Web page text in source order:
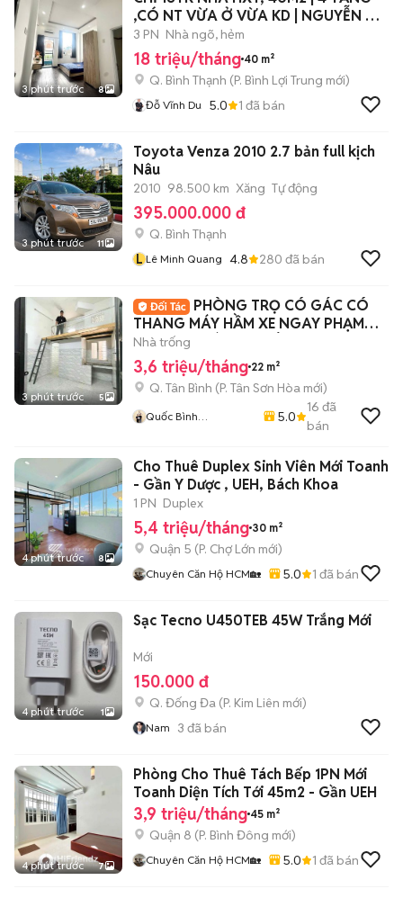
3 phút trước 8
,CÓ NT VỪA Ở VỪA KD | NGUYỄN XÍ,
BT.
3 PN Nhà ngõ, hẻm
18 triệu/tháng 40 m²
Q. Bình Thạnh (P. Bình Lợi Trung mới)
Đỗ Vĩnh Du 5.0 1 đã bán
3 phút trước 11
Toyota Venza 2010 2.7 bản full kịch
Nâu
2010 98.500 km Xăng Tự động
395.000.000 đ
Q. Bình Thạnh
L Lê Minh Quang 4.8 280 đã bán
3 phút trước 5
PHÒNG TRỌ CÓ GÁC CÓ
THANG MÁY HẦM XE NGAY PHẠM
VĂN HAI GIÁ SINH VIÊN
Nhà trống
3,6 triệu/tháng 22 m²
Q. Tân Bình (P. Tân Sơn Hòa mới)
Quốc Bình
5.0
16 đã
bán
4 phút trước 8
Cho Thuê Duplex Sinh Viên Mới Toanh
- Gần Y Dược , UEH, Bách Khoa
1 PN Duplex
5,4 triệu/tháng 30 m²
Quận 5 (P. Chợ Lớn mới)
Chuyên Căn Hộ HCM🏡 5.0 1 đã bán
4 phút trước 1
Sạc Tecno U450TEB 45W Trắng Mới
Mới
150.000 đ
Q. Đống Đa (P. Kim Liên mới)
Nam 3 đã bán
4 phút trước 7
Phòng Cho Thuê Tách Bếp 1PN Mới
Toanh Diện Tích Tới 45m2 - Gần UEH
3,9 triệu/tháng 45 m²
Quận 8 (P. Bình Đông mới)
Chuyên Căn Hộ HCM🏡 5.0 1 đã bán